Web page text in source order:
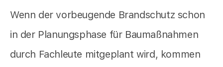
Wenn der vorbeugende Brandschutz schon
in der Planungsphase für Baumaßnahmen
durch Fachleute mitgeplant wird, kommen